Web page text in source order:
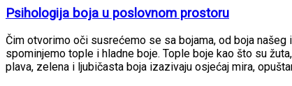
Psihologija boja u poslovnom prostoru
Čim otvorimo oči susrećemo se sa bojama, od boja
spominjemo tople i hladne boje. Tople boje kao što su
plava, zelena i ljubičasta boja izazivaju osjećaj mira,